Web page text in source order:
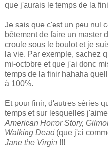
que j'aurais le temps de la
Je sais que c'est un peu nul
bêtement de faire un master
croule sous le boulot et je
la vie. Par exemple, sachez
mi-octobre et que j'ai donc
temps de la finir hahaha
à 100%.
Et pour finir, d'autres séries
temps et sur lesquelles
American Horror Story,
Walking Dead(que j'ai
Jane the Virgin !!!